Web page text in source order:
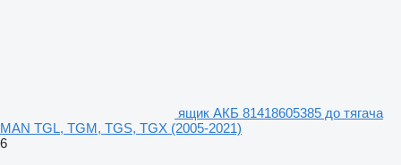
ящик АКБ 81418605385 до тягача
MAN TGL, TGM, TGS, TGX (2005-2021)
6